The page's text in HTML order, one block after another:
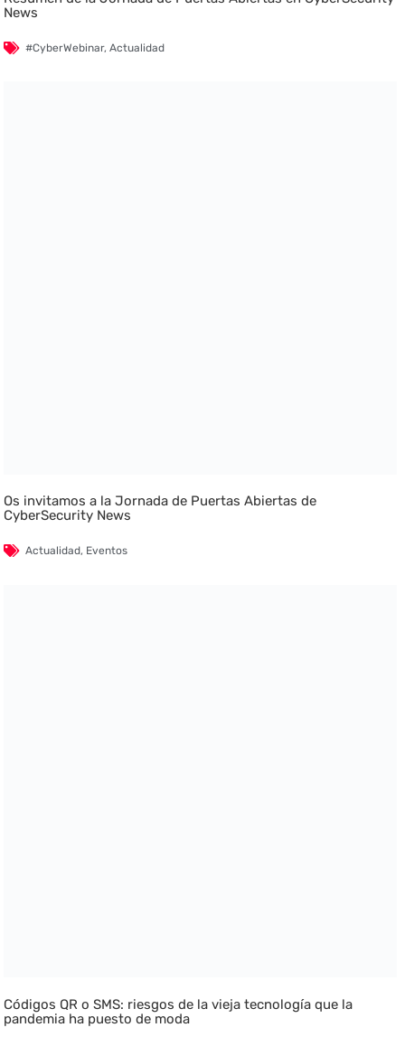
News
#CyberWebinar,Actualidad
Os invitamos a la Jornada de Puertas Abiertas de
CyberSecurity News
Actualidad, Eventos
Códigos QR o SMS: riesgos de la vieja tecnología que la
pandemia ha puesto de moda